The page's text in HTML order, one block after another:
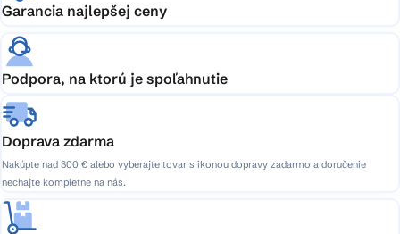
Garancia najlepšej ceny
Podpora, na ktorú je spoľahnutie
Doprava zdarma
Nakúpte nad 300 € alebo vyberajte tovar s ikonou dopravy zadarmo a doručenie
nechajte kompletne na nás.